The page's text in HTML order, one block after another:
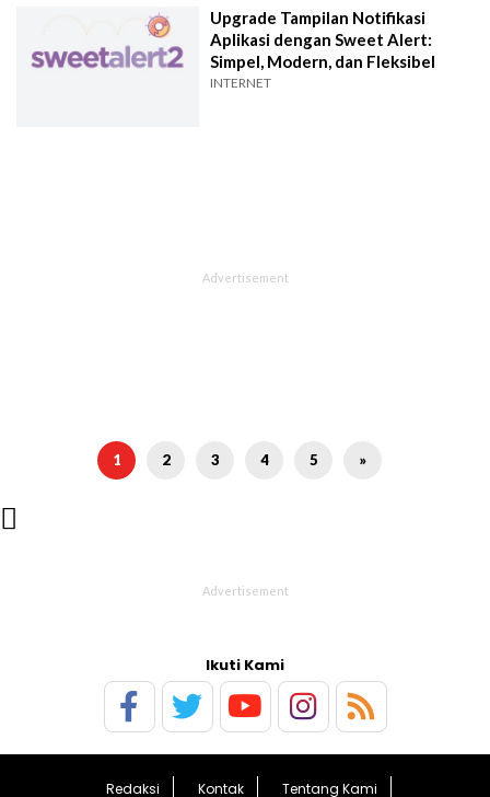
Upgrade Tampilan Notifikasi
Aplikasi dengan Sweet Alert:
Simpel, Modern, dan Fleksibel
INTERNET
1 2 3 4 5 »

Ikuti Kami
Redaksi Kontak Tentang Kami